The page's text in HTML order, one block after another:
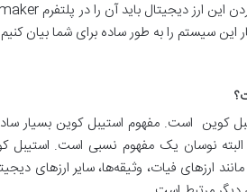
سیستم را به طور ساده برای شما بیان
کوین است. مفهوم استیبل کوین بسیار
البته نوسان یک مفهوم نسبی است.
ارزهای فیات، وثیقه‌ها، سایر ارزهای